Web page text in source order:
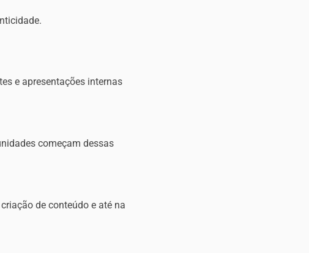
e apresentações internas
começam dessas
de conteúdo e até na